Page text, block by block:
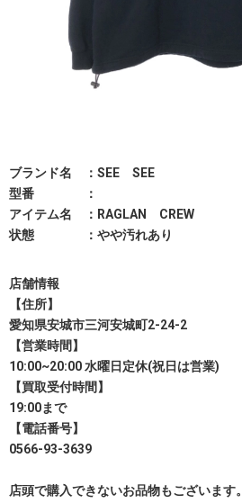
ブランド名 ：SEE SEE
型番 ：
アイテム名 ：RAGLAN CREW
状態 ：やや汚れあり
店舗情報
【住所】
愛知県安城市三河安城町2-24-2
【営業時間】
10:00~20:00 水曜日定休(祝日は営業)
【買取受付時間】
19:00まで
【電話番号】
0566-93-3639
店頭で購入できないお品物もございます。